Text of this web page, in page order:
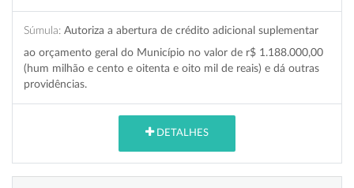
Súmula: Autoriza a abertura de crédito adicional suplementar
ao orçamento geral do Município no valor de r$ 1.188.000,00
(hum milhão e cento e oitenta e oito mil de reais) e dá outras
providências.
DETALHES